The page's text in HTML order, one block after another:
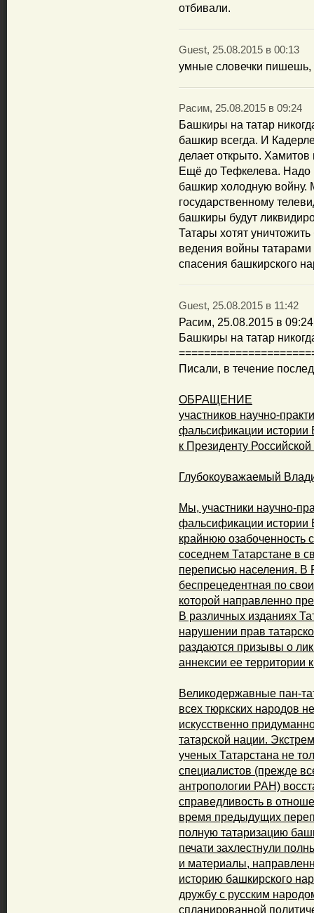
отбивали.
Guest, 25.08.2015 в 00:13
умные словечки пишешь,
Расим, 25.08.2015 в 09:24
Башкиры на татар
башкир всегда. И
делает открыто.
Ещё до Тефкелева. Надо
башкир холодную войну.
государственному
башкиры будут
Татары хотят
ведения войны татарами
спасения башкирского
Guest, 25.08.2015 в 11:42
Расим, 25.08.2015 в 09:24
Башкиры на татар
Писали, в течение
ОБРАЩЕНИЕ
участников научно-
фальсификации истории
к Президенту
Глубокоуважаемый
Мы, участники научно-
фальсификации
крайнюю озабоченность
соседнем Татарстане в
переписью населения. В
беспрецедентная по
которой направленно
В различных изданиях
нарушении прав
раздаются призывы о
аннек­сии ее территории
Великодержавные пан-
всех тюркских народов
искусственно
татарской нации.
ученых Татарстана не
специалистов (прежде
антропологии РАН)
справедливость в
время предыдущих
полную татаризацию
печати захлестнули
и материалы,
историю башкирского
дружбу с русским
спланированной